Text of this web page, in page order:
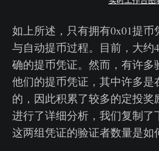
如上所述，只有拥有0x01提
与自动提币过程。目前，大约
确的提币凭证。然而，有许多
他们的提币凭证，其中许多是
的，因此积累了较多的定投奖
进行了详细分析，我们复制了
这两组凭证的验证者数量是如